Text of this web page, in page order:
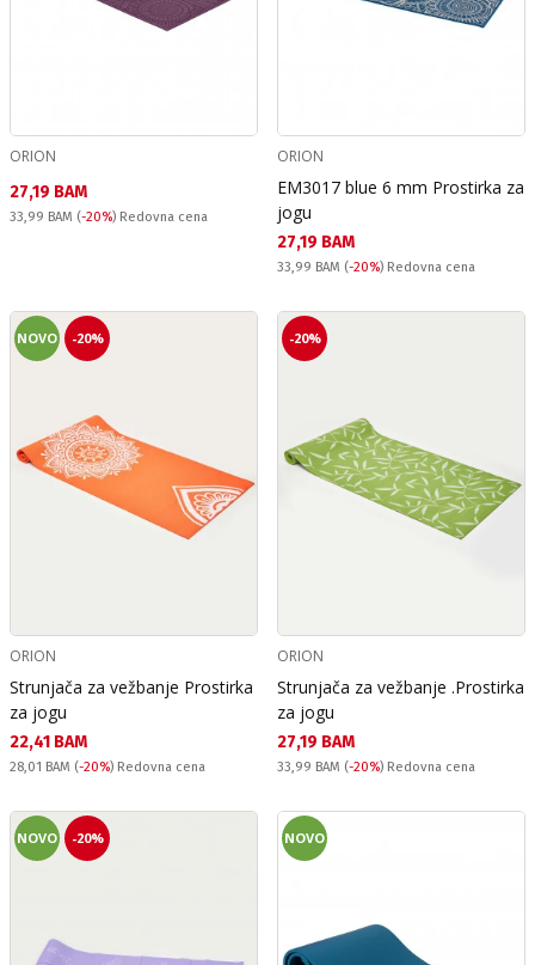
ORION
Текуща цена:
27,19 BAM
Redovna cena:
33,99 BAM (-20%) Redovna cena
ORION
ЕМ3017 blue 6 mm Prostirka za
jogu
Текуща цена:
27,19 BAM
Redovna cena:
33,99 BAM (-20%) Redovna cena
NOVO -20%
ORION
Strunjača za vežbanje Prostirka
za jogu
Текуща цена:
22,41 BAM
Redovna cena:
28,01 BAM (-20%) Redovna cena
-20%
ORION
Strunjača za vežbanje .Prostirka
za jogu
Текуща цена:
27,19 BAM
Redovna cena:
33,99 BAM (-20%) Redovna cena
NOVO -20% NOVO